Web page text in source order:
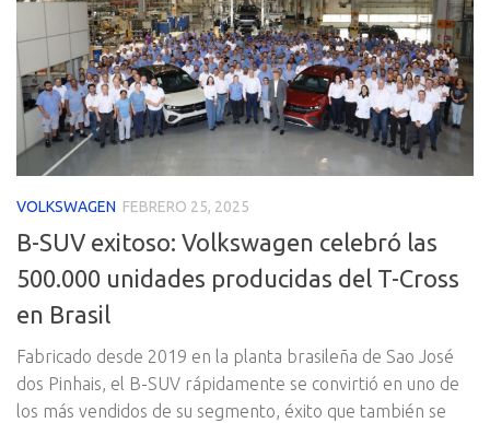
VOLKSWAGEN FEBRERO 25, 2025
B-SUV exitoso: Volkswagen celebró las
500.000 unidades producidas del T-Cross
en Brasil
Fabricado desde 2019 en la planta brasileña de Sao José
dos Pinhais, el B-SUV rápidamente se convirtió en uno de
los más vendidos de su segmento, éxito que también se